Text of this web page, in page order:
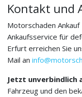
Kontakt und
Motorschaden
Ankaufsservice für
Erfurt erreichen Sie
Mail an
Jetzt unverbindlich
Fahrzeug und den